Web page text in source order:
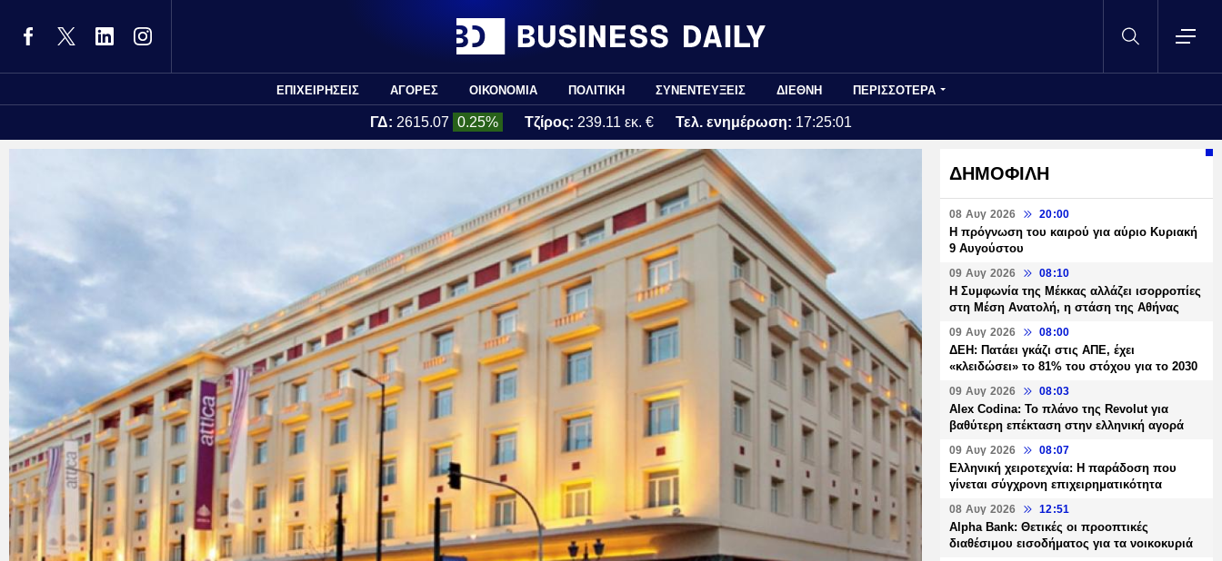
ΕΠΙΧΕΙΡΗΣΕΙΣ ΑΓΟΡΕΣ ΟΙΚΟΝΟΜΙΑ ΠΟΛΙΤΙΚΗ ΣΥΝΕΝΤΕΥΞΕΙΣ ΔΙΕΘΝΗ ΠΕΡΙΣΣΟΤΕΡΑ
ΓΔ: 2615.07 0.25% Τζίρος: 239.11 εκ. € Τελ. ενημέρωση: 17:25:01
ΔΗΜΟΦΙΛΗ
08 Αυγ 2026 20:00
Η πρόγνωση του καιρού για αύριο Κυριακή
9 Αυγούστου
09 Αυγ 2026 08:10
Η Συμφωνία της Μέκκας αλλάζει ισορροπίες
στη Μέση Ανατολή, η στάση της Αθήνας
09 Αυγ 2026 08:00
ΔΕΗ: Πατάει γκάζι στις ΑΠΕ, έχει
«κλειδώσει» το 81% του στόχου για το 2030
09 Αυγ 2026 08:03
Alex Codina: Το πλάνο της Revolut για
βαθύτερη επέκταση στην ελληνική αγορά
09 Αυγ 2026 08:07
Ελληνική χειροτεχνία: Η παράδοση που
γίνεται σύγχρονη επιχειρηματικότητα
08 Αυγ 2026 12:51
Alpha Bank: Θετικές οι προοπτικές
διαθέσιμου εισοδήματος για τα νοικοκυριά